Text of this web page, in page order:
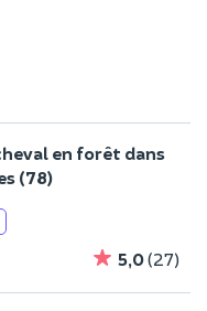
en forêt dans
(78)
5,0(27)